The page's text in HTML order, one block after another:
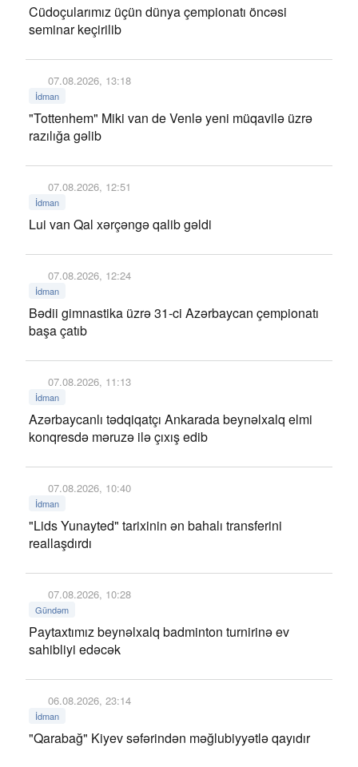
Cüdoçularımız üçün dünya çempionatı öncəsi
seminar keçirilib
07.08.2026, 13:18
İdman
"Tottenhem" Miki van de Venlə yeni müqavilə üzrə
razılığa gəlib
07.08.2026, 12:51
İdman
Lui van Qal xərçəngə qalib gəldi
07.08.2026, 12:24
İdman
Bədii gimnastika üzrə 31-ci Azərbaycan çempionatı
başa çatıb
07.08.2026, 11:13
İdman
Azərbaycanlı tədqiqatçı Ankarada beynəlxalq elmi
konqresdə məruzə ilə çıxış edib
07.08.2026, 10:40
İdman
"Lids Yunayted" tarixinin ən bahalı transferini
reallaşdırdı
07.08.2026, 10:28
Gündəm
Paytaxtımız beynəlxalq badminton turnirinə ev
sahibliyi edəcək
06.08.2026, 23:14
İdman
"Qarabağ" Kiyev səfərindən məğlubiyyətlə qayıdır